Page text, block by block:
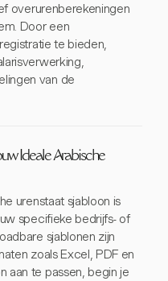
overurenberekeningen
Door een
te bieden,
van de
Ideale Arabische
urenstaat sjabloon is
specifieke bedrijfs- of
sjablonen zijn
zoals Excel, PDF en
aan te passen, begin je